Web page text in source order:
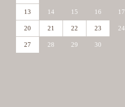
13 14 15 16 17
20 21 22 23 24
27 28 29 30